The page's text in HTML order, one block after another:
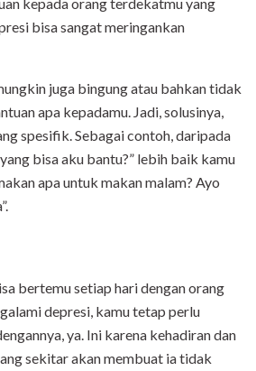
bisa sangat meringankan
juga bingung atau bahkan tidak
apa kepadamu. Jadi, solusinya,
spesifik. Sebagai contoh, daripada
bisa aku bantu?” lebih baik kamu
apa untuk makan malam? Ayo
bertemu setiap hari dengan orang
depresi, kamu tetap perlu
ya. Ini karena kehadiran dan
sekitar akan membuat ia tidak